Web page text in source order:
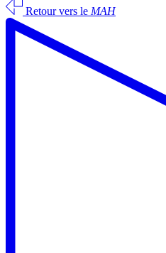
Retour vers le MAH